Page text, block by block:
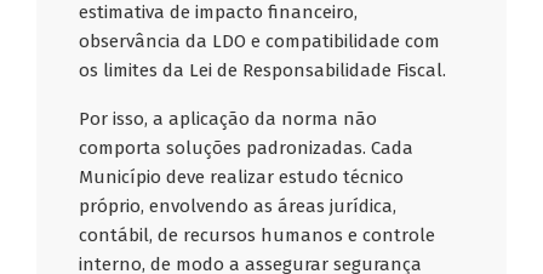
estimativa de impacto financeiro,
observância da LDO e compatibilidade com
os limites da Lei de Responsabilidade Fiscal.
Por isso, a aplicação da norma não
comporta soluções padronizadas. Cada
Município deve realizar estudo técnico
próprio, envolvendo as áreas jurídica,
contábil, de recursos humanos e controle
interno, de modo a assegurar segurança